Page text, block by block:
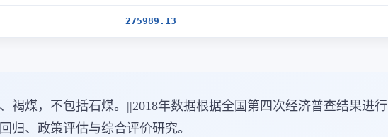
275989.13
褐煤，不包括石煤。||2018年数据根据全国第四次经济普查结果进
归、政策评估与综合评价研究。